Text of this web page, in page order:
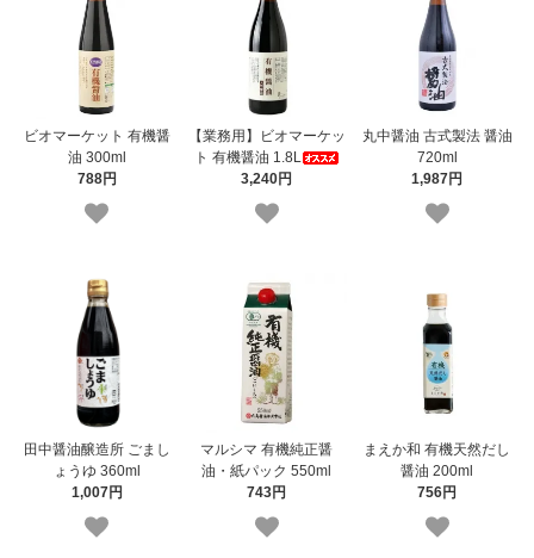
ビオマーケット 有機醤
油 300ml
788円
【業務用】ビオマーケッ
ト 有機醤油 1.8L
3,240円
丸中醤油 古式製法 醤油
720ml
1,987円
田中醤油醸造所 ごまし
ょうゆ 360ml
1,007円
マルシマ 有機純正醤
油・紙パック 550ml
743円
まえか和 有機天然だし
醤油 200ml
756円